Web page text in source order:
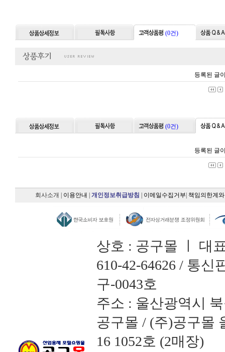
(0건)
등록된 글
(0건)
등록된 글
회사소개 이용안내 개인정보취급방침 이메일수집거부 책임의한계
상호 : 공구몰 ㅣ 대
610-42-64626 / 통신
구-0043호
주소 : 울산광역시
공구몰 / (주)공구몰
16 1052호 (2매장)